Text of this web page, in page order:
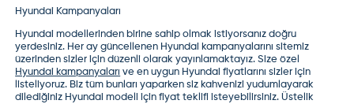
Hyundai Kampanyaları
Hyundai modellerinden birine sahip olmak istiyorsanız doğru
yerdesiniz. Her ay güncellenen Hyundai kampanyalarını sitemiz
üzerinden sizler için düzenli olarak yayınlamaktayız. Size özel
Hyundai kampanyaları ve en uygun Hyundai fiyatlarını sizler için
listeliyoruz. Biz tüm bunları yaparken siz kahvenizi yudumlayarak
dilediğiniz Hyundai modeli için fiyat teklifi isteyebilirsiniz. Üstelik